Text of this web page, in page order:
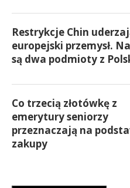
Restrykcje Chin
europejski przemysł.
są dwa podmioty z
Co trzecią złotówkę z
emerytury seniorzy
przeznaczają na
zakupy